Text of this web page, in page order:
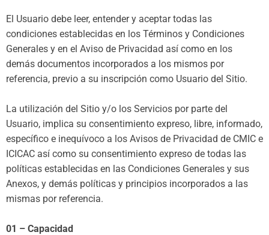
El Usuario debe leer, entender y aceptar todas las
condiciones establecidas en los Términos y Condiciones
Generales y en el Aviso de Privacidad así como en los
demás documentos incorporados a los mismos por
referencia, previo a su inscripción como Usuario del Sitio.
La utilización del Sitio y/o los Servicios por parte del
Usuario, implica su consentimiento expreso, libre, informado,
específico e inequívoco a los Avisos de Privacidad de CMIC e
ICICAC así como su consentimiento expreso de todas las
políticas establecidas en las Condiciones Generales y sus
Anexos, y demás políticas y principios incorporados a las
mismas por referencia.
01 – Capacidad